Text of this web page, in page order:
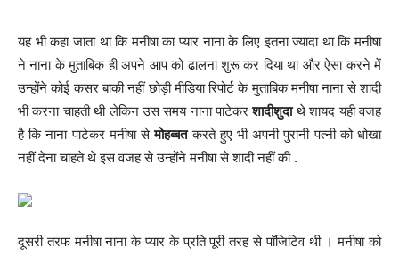
यह भी कहा जाता था कि मनीषा का प्यार नाना के लिए इतना ज्यादा था कि मनीषा
ने नाना के मुताबिक ही अपने आप को ढालना शुरू कर दिया था और ऐसा करने में
उन्होंने कोई कसर बाकी नहीं छोड़ी मीडिया रिपोर्ट के मुताबिक मनीषा नाना से शादी
भी करना चाहती थी लेकिन उस समय नाना पाटेकरशादीशुदाथे शायद यही वजह
है कि नाना पाटेकर मनीषा सेमोहब्बतकरते हुए भी अपनी पुरानी पत्नी को धोखा
नहीं देना चाहते थे इस वजह से उन्होंने मनीषा से शादी नहीं की .
दूसरी तरफ मनीषा नाना के प्यार के प्रति पूरी तरह से पॉजिटिव थी । मनीषा को